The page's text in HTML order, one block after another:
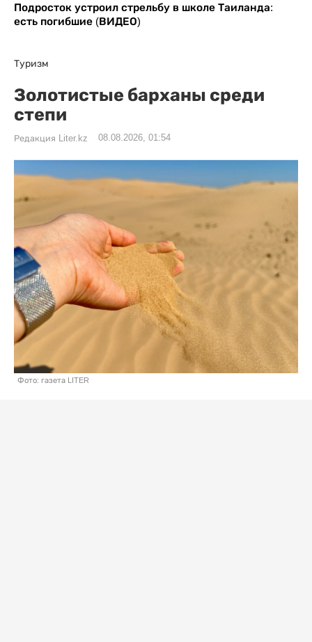
Подросток устроил стрельбу в школе Таиланда:
есть погибшие (ВИДЕО)
Туризм
Золотистые барханы среди
степи
Редакция Liter.kz 08.08.2026, 01:54
Фото: газета LITER